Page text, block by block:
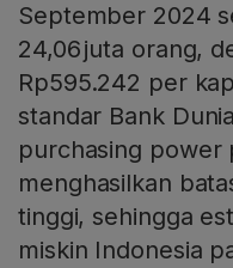
September 2024
24,06 juta orang,
Rp595.242 per
standar Bank
purchasing power
menghasilkan
tinggi, sehingga
miskin Indonesia